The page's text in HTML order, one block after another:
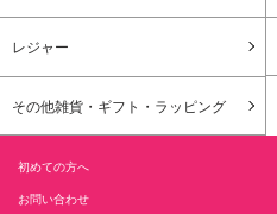
レジャー
その他雑貨・ギフト・ラッピング
初めての方へ
お問い合わせ